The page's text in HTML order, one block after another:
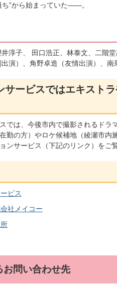
”から始まっていた――。
淳子、 田口浩正、林泰文、二階
演）、角野卓造（友情出演）、
サービスではエキスト
では、今後市内で撮影されるドラ
勤の方）やロケ候補地（綾瀬市内
ンサービス（下記のリンク）をご
ビス
社メイコー
お問い合わせ先